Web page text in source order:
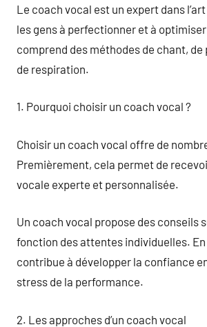
Le coach vocal est un expert dans
les gens à perfectionner et à
comprend des méthodes de chant,
de respiration.
1. Pourquoi choisir un coach vocal ?
Choisir un coach vocal offre de
Premièrement, cela permet de
vocale experte et personnalisée.
Un coach vocal propose des conseils
fonction des attentes individuelles.
contribue à développer la confiance
stress de la performance.
2. Les approches d’un coach vocal